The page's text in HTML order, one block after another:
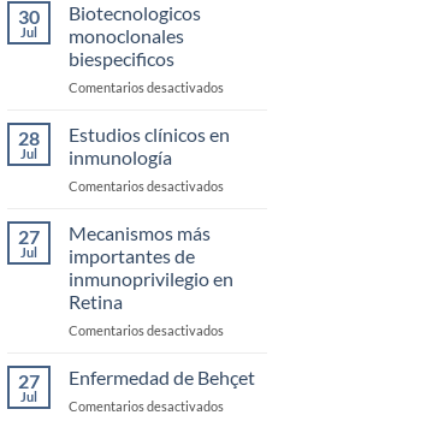
30
Jul
Biotecnologicos
monoclonales
biespecificos
Comentarios desactivadosen
28
Jul
Estudios clínicos en
inmunología
Comentarios desactivadosen
27
Jul
Mecanismos más
importantes de
inmunoprivilegio en
Retina
Comentarios desactivadosen
más
importantes
de
27
Jul
Enfermedad de Behçet
Comentarios desactivadosen